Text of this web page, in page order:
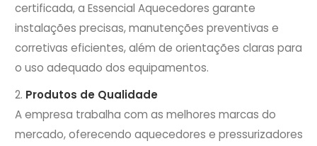
certificada, a Essencial Aquecedores garante
instalações precisas, manutenções preventivas e
corretivas eficientes, além de orientações claras para
o uso adequado dos equipamentos.
Produtos de Qualidade
A empresa trabalha com as melhores marcas do
mercado, oferecendo aquecedores e pressurizadores